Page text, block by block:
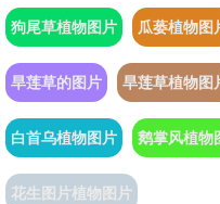
狗尾草植物图片 瓜蒌植物图
旱莲草的图片 旱莲草植物图
白首乌植物图片 鹅掌风植物
花生图片植物图片